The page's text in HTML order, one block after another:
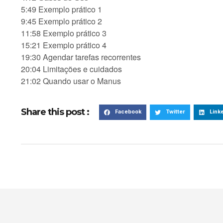
5:49 Exemplo prático 1
9:45 Exemplo prático 2
11:58 Exemplo prático 3
15:21 Exemplo prático 4
19:30 Agendar tarefas recorrentes
20:04 Limitações e cuidados
21:02 Quando usar o Manus
Share this post : Facebook Twitter